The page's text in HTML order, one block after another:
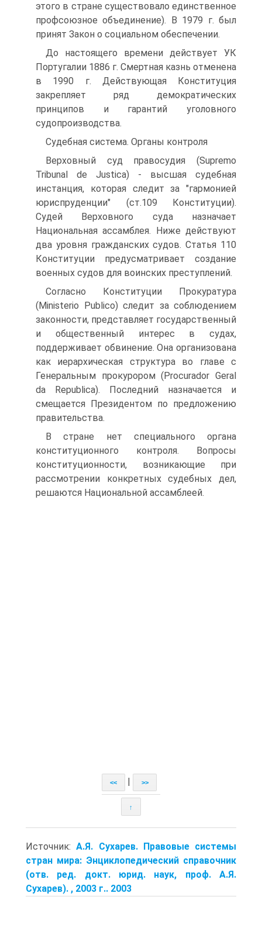
этого в стране существовало единственное
профсоюзное объединение). В 1979 г. был
принят Закон о социальном обеспечении.
До настоящего времени действует УК
Португалии 1886 г. Смертная казнь отменена
в 1990 г. Действующая Конституция
закрепляет ряд демократических
принципов и гарантий уголовного
судопроизводства.
Судебная система. Органы контроля
Верховный суд правосудия (Supremo
Tribunal de Justica) - высшая судебная
инстанция, которая следит за "гармонией
юриспруденции" (ст.109 Конституции).
Судей Верховного суда назначает
Национальная ассамблея. Ниже действуют
два уровня гражданских судов. Статья 110
Конституции предусматривает создание
военных судов для воинских преступлений.
Согласно Конституции Прокуратура
(Ministerio Publico) следит за соблюдением
законности, представляет государственный
и общественный интерес в судах,
поддерживает обвинение. Она организована
как иерархическая структура во главе с
Генеральным прокурором (Procurador Geral
da Republica). Последний назначается и
смещается Президентом по предложению
правительства.
В стране нет специального органа
конституционного контроля. Вопросы
конституционности, возникающие при
рассмотрении конкретных судебных дел,
решаются Национальной ассамблеей.
<< >>
↑
Источник:А.Я. Сухарев. Правовые системы
стран мира: Энциклопедический справочник
(отв. ред. докт. юрид. наук, проф. А.Я.
Сухарев). , 2003 г.. 2003